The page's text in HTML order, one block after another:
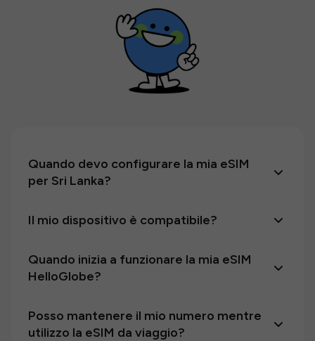
Quando devo configurare la mia eSIM
per Sri Lanka?
Il mio dispositivo è compatibile?
Quando inizia a funzionare la mia eSIM
HelloGlobe?
Posso mantenere il mio numero mentre
utilizzo la eSIM da viaggio?